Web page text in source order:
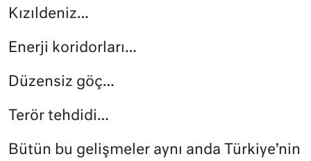
Kızıldeniz…
Enerji koridorları…
Düzensiz göç…
Terör tehdidi…
Bütün bu gelişmeler aynı anda Türkiye’nin